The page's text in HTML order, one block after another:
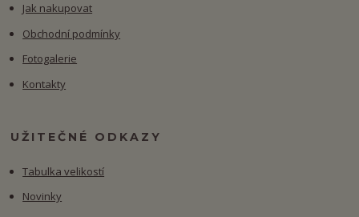
Jak nakupovat
Obchodní podmínky
Fotogalerie
Kontakty
UŽITEČNÉ ODKAZY
Tabulka velikostí
Novinky